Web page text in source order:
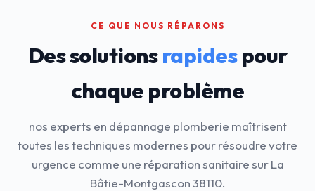
CE QUE NOUS RÉPARONS
Des solutionsrapidespour
chaque problème
nos experts en dépannage plomberie maîtrisent
toutes les techniques modernes pour résoudre votre
urgence comme une réparation sanitaire sur La
Bâtie-Montgascon 38110.